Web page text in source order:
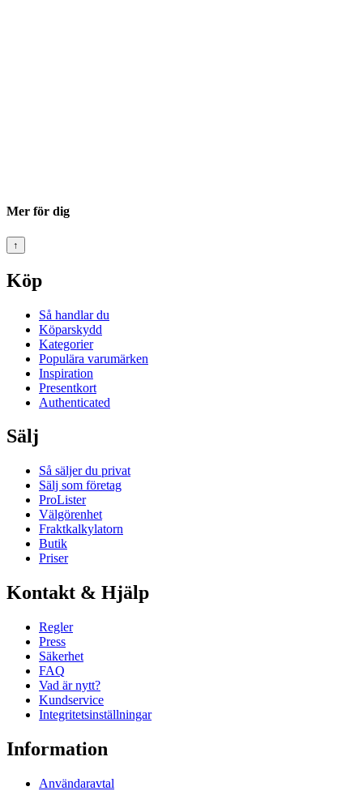
Mer för dig
↑
Köp
Så handlar du
Köparskydd
Kategorier
Populära varumärken
Inspiration
Presentkort
Authenticated
Sälj
Så säljer du privat
Sälj som företag
ProLister
Välgörenhet
Fraktkalkylatorn
Butik
Priser
Kontakt & Hjälp
Regler
Press
Säkerhet
FAQ
Vad är nytt?
Kundservice
Integritetsinställningar
Information
Användaravtal